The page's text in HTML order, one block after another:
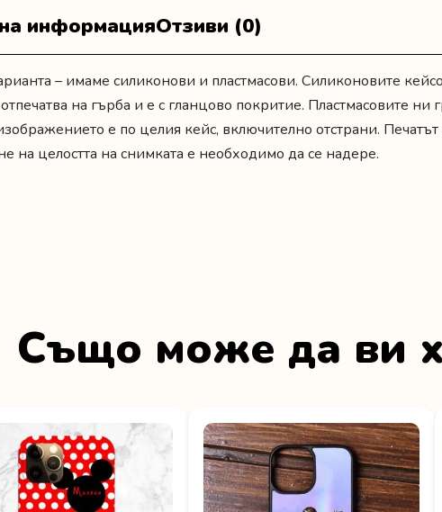
информацияОтзиви (0)
– имаме силиконови и пластмасови. Силиконовите
на гърба и е с гланцово покритие. Пластмасовите ни
е по целия кейс, включително отстрани.
на целостта на снимката е необходимо да се надере.
Също може да ви